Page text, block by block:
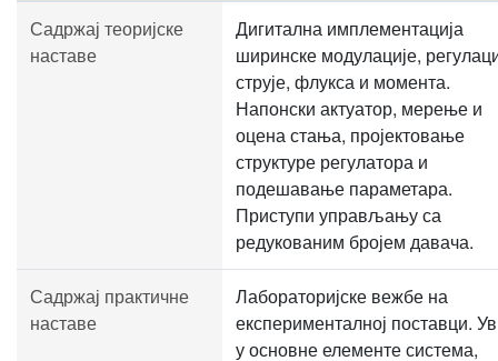
Садржај теоријске
наставе
Дигитална имплементација
ширинске модулације,
струје, флукса и момента.
Напонски актуатор, мерење и
оцена стања, пројектовање
структуре регулатора и
подешавање параметара.
Приступи управљању са
редукованим бројем давача.
Садржај практичне
наставе
Лабораторијске вежбе на
експерименталној поставци.
у основне елементе система,